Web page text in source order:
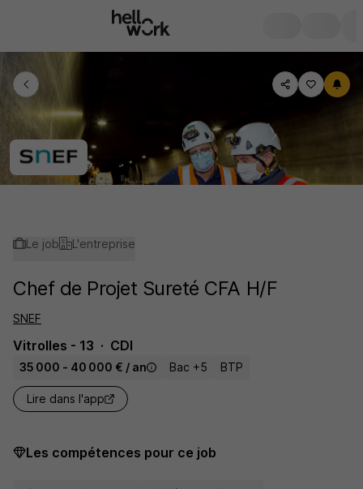
Le job L'entreprise
Chef de Projet Sureté CFA H/F
SNEF
Vitrolles - 13 CDI
35 000 - 40 000 € / an Bac +5 BTP
Lire dans l'app
Les compétences pour ce job